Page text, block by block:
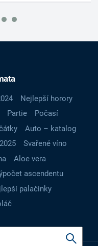
Nejlepší horory
Partie
Počasí
Auto – katalog
Svařené víno
Aloe vera
ascendentu
palačinky